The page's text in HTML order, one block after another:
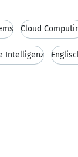
Cloud
Intelligenz